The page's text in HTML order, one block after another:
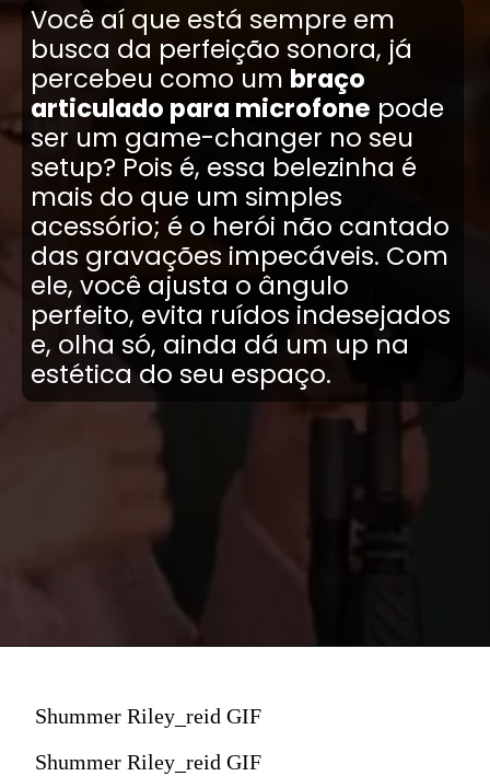
Você aí que está sempre em
busca da perfeição sonora, já
percebeu como um braço
articulado para microfone pode
ser um game-changer no seu
setup? Pois é, essa belezinha é
mais do que um simples
acessório; é o herói não cantado
das gravações impecáveis. Com
ele, você ajusta o ângulo
perfeito, evita ruídos indesejados
e, olha só, ainda dá um up na
estética do seu espaço.
Shummer Riley_reid GIF
Shummer Riley_reid GIF